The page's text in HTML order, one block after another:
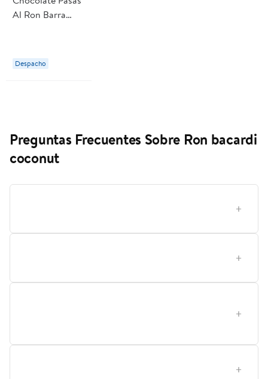
Al Ron Barra
Despacho
Preguntas Frecuentes Sobre Ron bacardi
coconut